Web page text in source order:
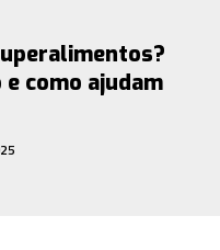
como ajudam